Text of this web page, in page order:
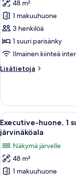
kielletty
huonetyypin
Executive-
huone,
1
suuri
tupakointi
48 m²
1 makuuhuone
3 henkilöä
1 suuri parisänky
Ilmainen kiinteä
Lisätietoja
Lisätietoja
1
suuri
parisänky,
tupakointi
kielletty
Avaa
kaikki
huonetyypin
Executive-
huone,
10
Executive-huone, 1
järvinäköala
Näkymä järvelle
48 m²
1 makuuhuone